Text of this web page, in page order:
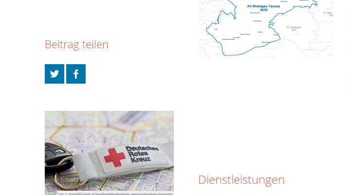
Dienstleistungen
Beitrag teilen